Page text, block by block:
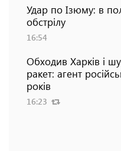
Удар по Ізюму: в
обстрілу
16:54
Обходив Харків і
ракет: агент
років
16:23